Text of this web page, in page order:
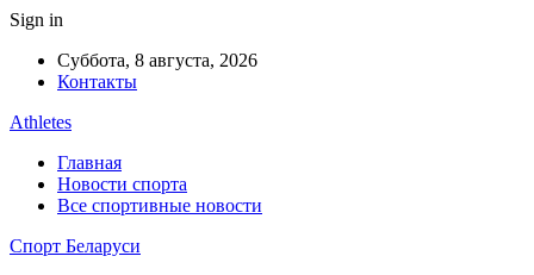
Sign in
Суббота, 8 августа, 2026
Контакты
Athletes
Главная
Новости спорта
Все спортивные новости
Спорт Беларуси